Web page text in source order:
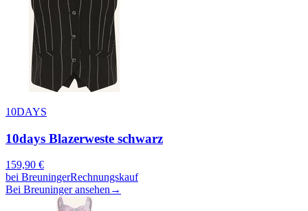
10DAYS
10days Blazerweste schwarz
159,90 €
bei BreuningerRechnungskauf
Bei Breuninger ansehen →